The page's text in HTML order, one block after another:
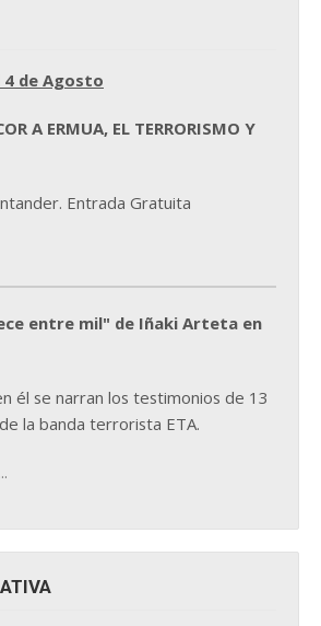
4 de Agosto
A ERMUA, EL TERRORISMO Y
Entrada Gratuita
entre mil" de Iñaki Arteta en
él se narran los testimonios de 13
la banda terrorista ETA.